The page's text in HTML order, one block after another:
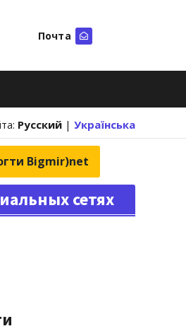
Почта
Русский | Українська
Bigmir)net
сетях